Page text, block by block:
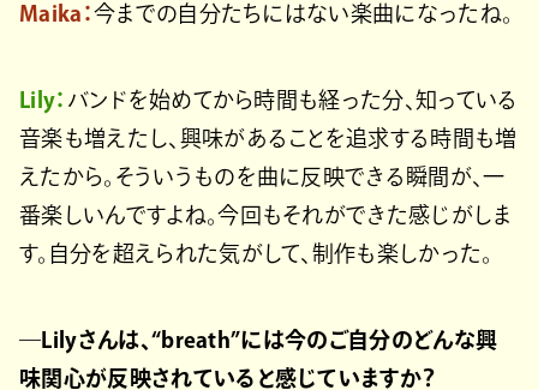
Maika：今までの自分たちにはない楽曲になったね。
Lily： バンドを始めてから時間も経った分、知っている
音楽も増えたし、興味があることを追求する時間も増
えたから。そういうものを曲に反映できる瞬間が、一
番楽しいんですよね。今回もそれができた感じがしま
す。自分を超えられた気がして、制作も楽しかった。
―Lilyさんは、“breath”には今のご自分のどんな興
味関心が反映されていると感じていますか？